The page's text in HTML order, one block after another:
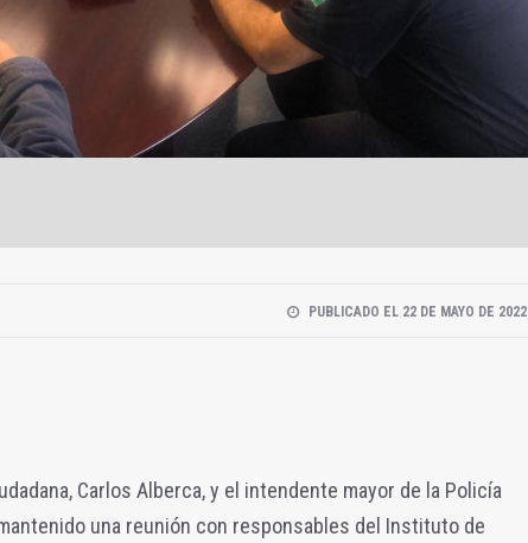
PUBLICADO EL 22 DE MAYO DE 2022
Carlos Alberca, y el intendente mayor de la Policía
una reunión con responsables del Instituto de